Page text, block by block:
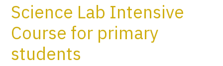
Science Lab Intensive
Course for primary
students